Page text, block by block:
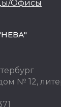
Офисы
№ 12,